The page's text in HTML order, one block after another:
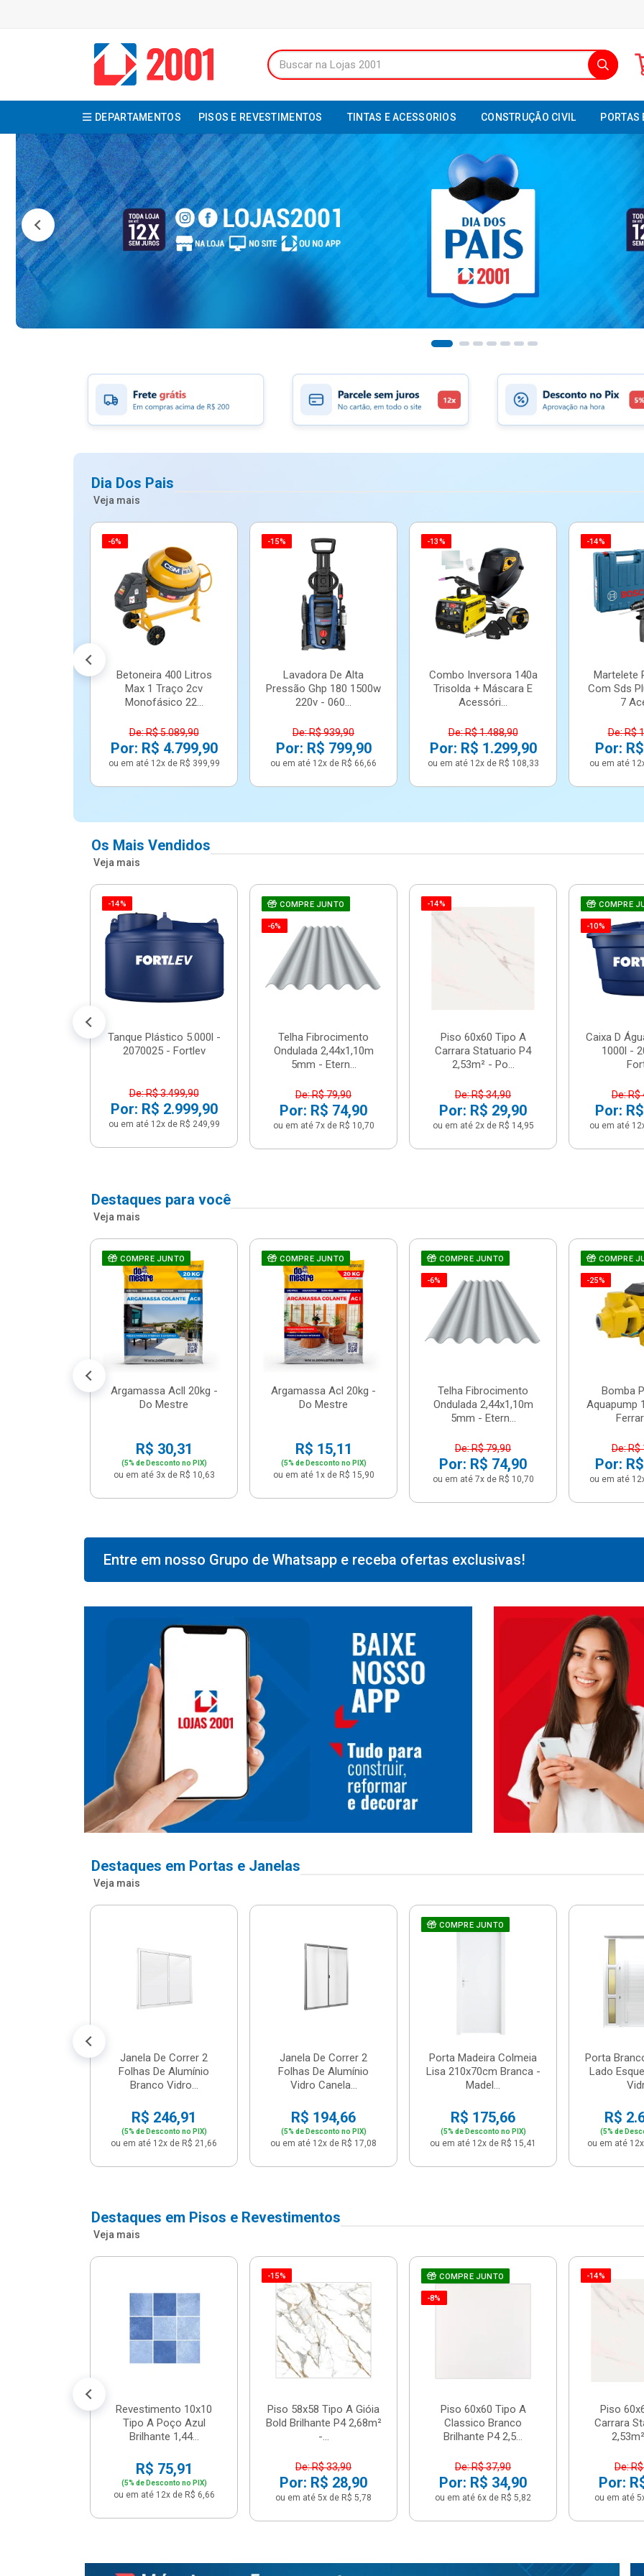
DEPARTAMENTOS PISOS E REVESTIMENTOS TINTAS E ACESSORIOS CONSTRUÇÃO CIVIL PORTAS
Dia Dos Pais
Veja mais
-6%
Betoneira 400 Litros
Max 1 Traço 2cv
Monofásico 22...
De: R$ 5.089,90
Por: R$ 4.799,90
ou em até 12x de R$ 399,99
-15%
Lavadora De Alta
Pressão Ghp 180 1500w
220v - 060...
De: R$ 939,90
Por: R$ 799,90
ou em até 12x de R$ 66,66
-13%
Combo Inversora 140a
Trisolda + Máscara E
Acessóri...
De: R$ 1.488,90
Por: R$ 1.299,90
ou em até 12x de R$ 108,33
-14%
Martelete
Com Sds
7
De: R$
Por:
ou em até
Os Mais Vendidos
Veja mais
-14%
Tanque Plástico 5.000l -
2070025 - Fortlev
De: R$ 3.499,90
Por: R$ 2.999,90
ou em até 12x de R$ 249,99
COMPRE JUNTO
-6%
Telha Fibrocimento
Ondulada 2,44x1,10m
5mm - Etern...
De: R$ 79,90
Por: R$ 74,90
ou em até 7x de R$ 10,70
-14%
Piso 60x60 Tipo A
Carrara Statuario P4
2,53m² - Po...
De: R$ 34,90
Por: R$ 29,90
ou em até 2x de R$ 14,95
COMPRE
-10%
Caixa D
1000l -
De: R$
Por:
ou em até
Destaques para você
Veja mais
COMPRE JUNTO
Argamassa Acll 20kg -
Do Mestre
R$ 30,31
(5% de Desconto no PIX)
ou em até 3x de R$ 10,63
COMPRE JUNTO
Argamassa Acl 20kg -
Do Mestre
R$ 15,11
(5% de Desconto no PIX)
ou em até 1x de R$ 15,90
COMPRE JUNTO
-6%
Telha Fibrocimento
Ondulada 2,44x1,10m
5mm - Etern...
De: R$ 79,90
Por: R$ 74,90
ou em até 7x de R$ 10,70
COMPRE
-25%
Bomba
Aquapump
De: R$
Por:
ou em até
Entre em nosso Grupo de Whatsapp e receba ofertas exclusivas!
Destaques em Portas e Janelas
Veja mais
Janela De Correr 2
Folhas De Alumínio
Branco Vidro...
R$ 246,91
(5% de Desconto no PIX)
ou em até 12x de R$ 21,66
Janela De Correr 2
Folhas De Alumínio
Vidro Canela...
R$ 194,66
(5% de Desconto no PIX)
ou em até 12x de R$ 17,08
COMPRE JUNTO
Porta Madeira Colmeia
Lisa 210x70cm Branca -
Madel...
R$ 175,66
(5% de Desconto no PIX)
ou em até 12x de R$ 15,41
Porta
Lado
R$
(5% de
ou em até
Destaques em Pisos e Revestimentos
Veja mais
Revestimento 10x10
Tipo A Poço Azul
Brilhante 1,44...
R$ 75,91
(5% de Desconto no PIX)
ou em até 12x de R$ 6,66
-15%
Piso 58x58 Tipo A Gióia
Bold Brilhante P4 2,68m²
-...
De: R$ 33,90
Por: R$ 28,90
ou em até 5x de R$ 5,78
COMPRE JUNTO
-8%
Piso 60x60 Tipo A
Classico Branco
Brilhante P4 2,5...
De: R$ 37,90
Por: R$ 34,90
ou em até 6x de R$ 5,82
-14%
Piso
Carrara
De:
Por:
ou em até